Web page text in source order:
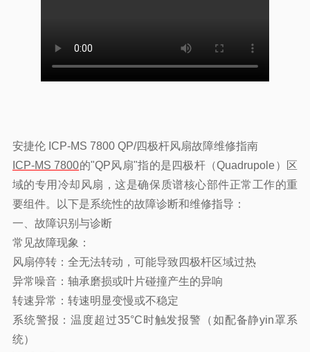
安捷伦 ICP-MS 7800 QP/四极杆风扇故障维修指南
ICP-MS 7800的"QP风扇"指的是四极杆（Quadrupole）区
域的专用冷却风扇，这是确保质谱核心部件正常工作的重
要组件。以下是系统性的故障诊断和维修指导：
一、故障识别与诊断
常见故障现象：
风扇停转：全无法转动，可能导致四极杆区域过热
异常噪音：轴承磨损或叶片碰撞产生的异响
转速异常：转速明显变慢或不稳定
系统警报：温度超过35°C时触发报警（如配备静yin罩系
统）